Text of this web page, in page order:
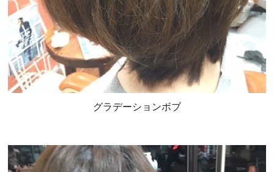
グラデーションボブ